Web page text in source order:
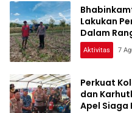
Lakukan
Dalam
Pangan
Aktivitas 7
Perkuat
dan
Apel Siaga